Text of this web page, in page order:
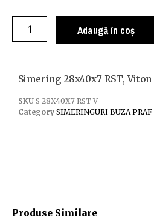
Adaugă în coș
Produse Similare
Simering 28x40x7 RST, Viton
SKU S 28X40X7 RST V
Category SIMERINGURI BUZA PRAF